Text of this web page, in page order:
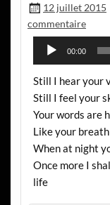
12 juillet 2015
commentaire
Lecteur
00:00
Still I hear your
Still I feel your
Your words are
Like your
When at night
Once more I
life